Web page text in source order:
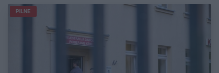
PILNE